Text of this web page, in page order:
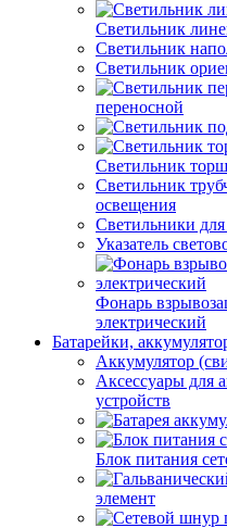
Светильник
Светильник
Светильник
переносной
Светильник
Светильник
освещения
Светильники
Указатель
Фонарь
электрический
Батарейки,
Аккумулятор
Аксессуары для
устройств
Блок питания
элемент